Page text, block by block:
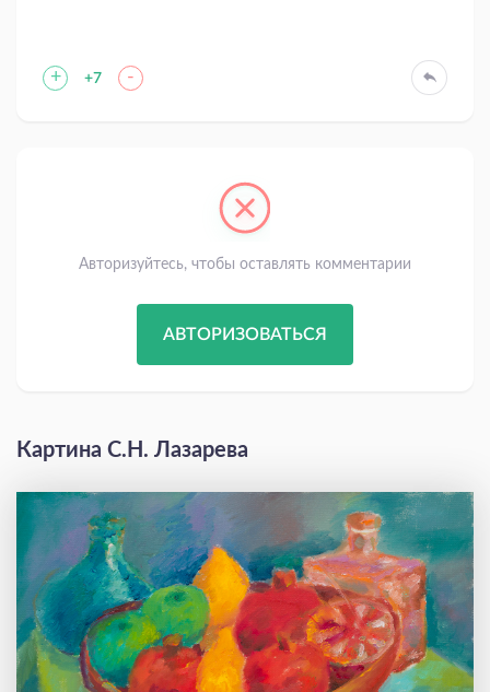
+ +7 -
Авторизуйтесь, чтобы оставлять комментарии
АВТОРИЗОВАТЬСЯ
Картина С.Н. Лазарева